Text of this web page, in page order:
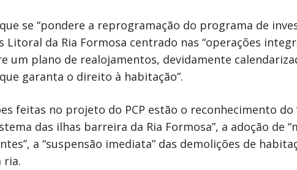
se “pondere a reprogramação do programa de
Litoral da Ria Formosa centrado nas “operações
um plano de realojamentos, devidamente
garanta o direito à habitação”.
feitas no projeto do PCP estão o reconhecimento
das ilhas barreira da Ria Formosa”, a adoção de
a “suspensão imediata” das demolições de
ria.